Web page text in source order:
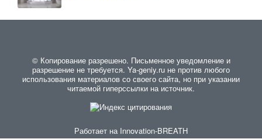
© Копирование разрешено. Письменное уведомление и
разрешение не требуется. Ya-geniy.ru не против любого
использования материалов со своего сайта, но при указании
читаемой гиперссылки на источник.
Работает на Innovation-BREATH